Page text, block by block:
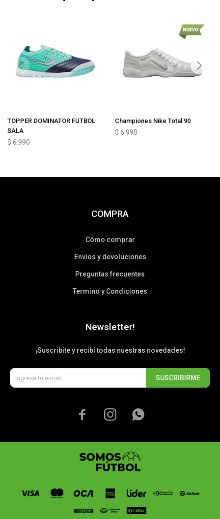
TOPPER DOMINATOR FUTBOL
SALA
$ 6.990
Championes Nike Total 90
$ 6.990
COMPRA
Cómo comprar
Envíos y devoluciones
Preguntas frecuentes
Termino y Condiciones
Newsletter!
¡Suscribite y recibí todas nuestras novedades!
SUSCRIBIRME
  